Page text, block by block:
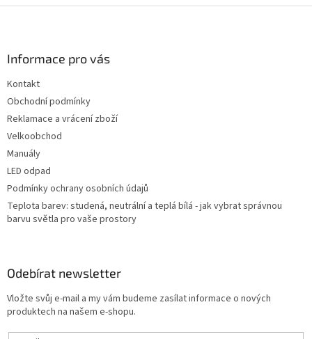
Informace pro vás
Kontakt
Obchodní podmínky
Reklamace a vrácení zboží
Velkoobchod
Manuály
LED odpad
Podmínky ochrany osobních údajů
Teplota barev: studená, neutrální a teplá bílá - jak vybrat správnou
barvu světla pro vaše prostory
Odebírat newsletter
Vložte svůj e-mail a my vám budeme zasílat informace o nových
produktech na našem e-shopu.